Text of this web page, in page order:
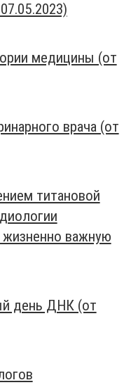
медицины (от
врача (от
титановой
важную
день ДНК (от